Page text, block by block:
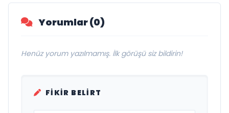
Yorumlar (0)
Henüz yorum yazılmamış. İlk görüşü siz bildirin!
FIKIR BELIRT